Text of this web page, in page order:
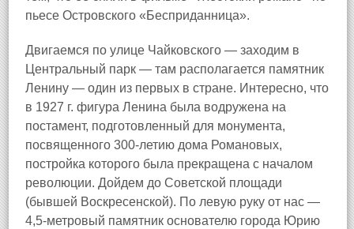
пьесе Островского «Бесприданница».
Двигаемся по улице Чайковского — заходим в
Центральный парк — там располагается памятник
Ленину — один из первых в стране. Интересно, что
в 1927 г. фигура Ленина была водружена на
постамент, подготовленный для монумента,
посвященного 300-летию дома Романовых,
постройка которого была прекращена с началом
революции. Дойдем до Советской площади
(бывшей Воскресенской). По левую руку от нас —
4,5-метровый памятник основателю города Юрию